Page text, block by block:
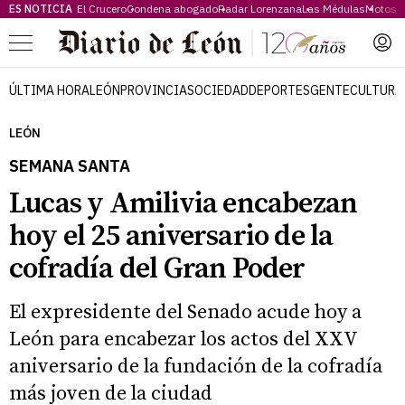
ES NOTICIA El CruceroCondena abogadoRadar LorenzanaLas MédulasMotos
Menú
ÚLTIMA HORALEÓNPROVINCIASOCIEDADDEPORTESGENTECULTURA
LEÓN
SEMANA SANTA
Lucas y Amilivia encabezan
hoy el 25 aniversario de la
cofradía del Gran Poder
El expresidente del Senado acude hoy a
León para encabezar los actos del XXV
aniversario de la fundación de la cofradía
más joven de la ciudad